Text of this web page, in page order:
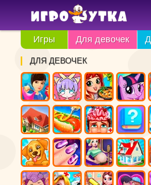
Игры Для девочек
ДЛЯ ДЕВОЧЕК